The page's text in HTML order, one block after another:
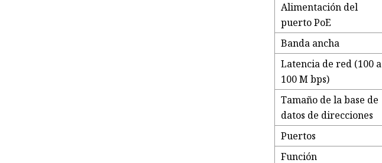
Alimentación del
puerto PoE
Banda ancha
Latencia de red (100 a
100 M bps)
Tamaño de la base de
datos de direcciones
Puertos
Función